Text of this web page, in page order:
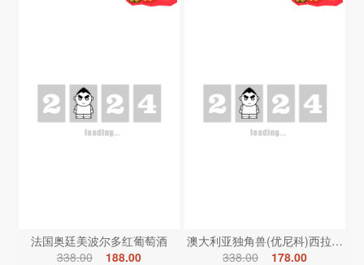
法国奥廷美波尔多红葡萄酒
338.00
188.00
澳大利亚独角兽(优尼科)西拉红葡
338.00
178.00